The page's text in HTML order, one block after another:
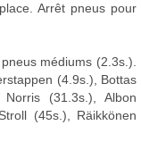
Arrêt pneus pour
médiums (2.3s.).
(4.9s.), Bottas
(31.3s.), Albon
(45s.), Räikkönen